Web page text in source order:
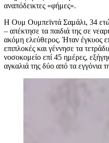
αναπόδεικτες «φήμες».
Η Ουμ Ουμπεϊντά Σαμάλι, 34
– απέκτησε τα παιδιά της σε
ακόμη ελεύθερος. Ήταν έγκυος
επιπλοκές και γέννησε τα
νοσοκομείο επί 45 ημέρες,
αγκαλιά της δύο από τα εγγόνια